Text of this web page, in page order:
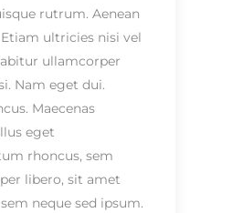
rutrum. Aenean
ultricies nisi vel
ullamcorper
Nam eget dui.
Maecenas
eget
rhoncus, sem
libero, sit amet
neque sed ipsum.